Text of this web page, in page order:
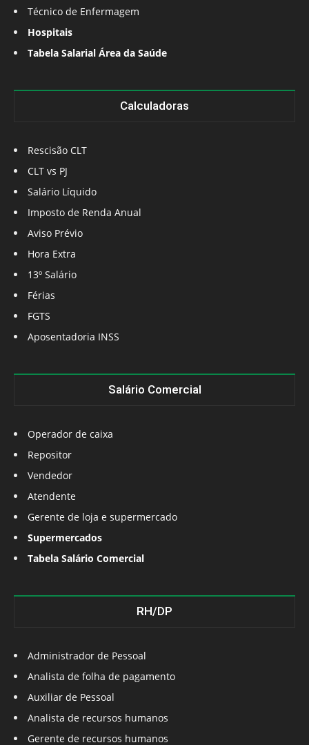
Técnico de Enfermagem
Hospitais
Tabela Salarial Área da Saúde
Calculadoras
Rescisão CLT
CLT vs PJ
Salário Líquido
Imposto de Renda Anual
Aviso Prévio
Hora Extra
13º Salário
Férias
FGTS
Aposentadoria INSS
Salário Comercial
Operador de caixa
Repositor
Vendedor
Atendente
Gerente de loja e supermercado
Supermercados
Tabela Salário Comercial
RH/DP
Administrador de Pessoal
Analista de folha de pagamento
Auxiliar de Pessoal
Analista de recursos humanos
Gerente de recursos humanos